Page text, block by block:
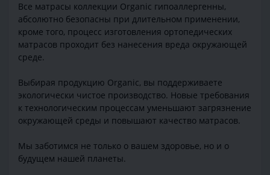
Все матрасы коллекции Organic гипоаллергенны,
абсолютно безопасны при длительном применении,
кроме того, процесс изготовления ортопедических
матрасов проходит без нанесения вреда окружающей
среде.
Выбирая продукцию Organic, вы поддерживаете
экологически чистое производство. Новые требования
к технологическим процессам уменьшают загрязнение
окружающей среды и повышают качество матрасов.
Мы заботимся не только о вашем здоровье, но и о
будущем нашей планеты.